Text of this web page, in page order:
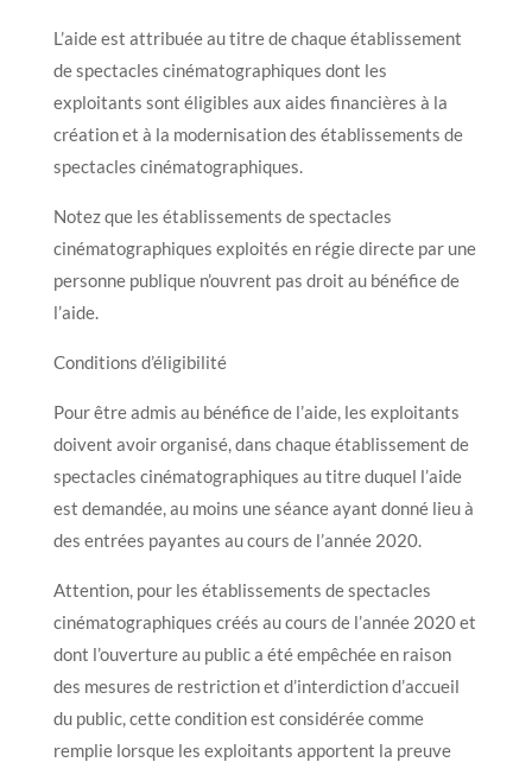
L’aide est attribuée au titre de chaque établissement
de spectacles cinématographiques dont les
exploitants sont éligibles aux aides financières à la
création et à la modernisation des établissements de
spectacles cinématographiques.
Notez que les établissements de spectacles
cinématographiques exploités en régie directe par une
personne publique n’ouvrent pas droit au bénéfice de
l’aide.
Conditions d’éligibilité
Pour être admis au bénéfice de l’aide, les exploitants
doivent avoir organisé, dans chaque établissement de
spectacles cinématographiques au titre duquel l’aide
est demandée, au moins une séance ayant donné lieu à
des entrées payantes au cours de l’année 2020.
Attention, pour les établissements de spectacles
cinématographiques créés au cours de l’année 2020 et
dont l’ouverture au public a été empêchée en raison
des mesures de restriction et d’interdiction d’accueil
du public, cette condition est considérée comme
remplie lorsque les exploitants apportent la preuve